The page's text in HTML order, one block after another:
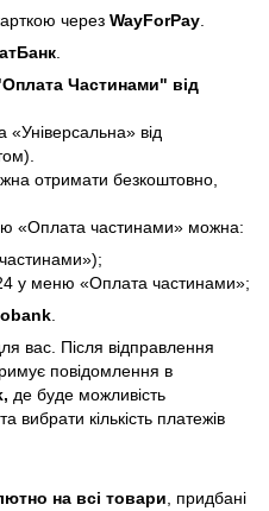
через WayForPay.
.
Частинами" від
«Універсальна» від
отримати безкоштовно,
«Оплата частинами» можна:
у меню «Оплата частинами»;
.
вас. Після відправлення
повідомлення в
де буде можливість
вибрати кількість платежів
на всі товари, придбані